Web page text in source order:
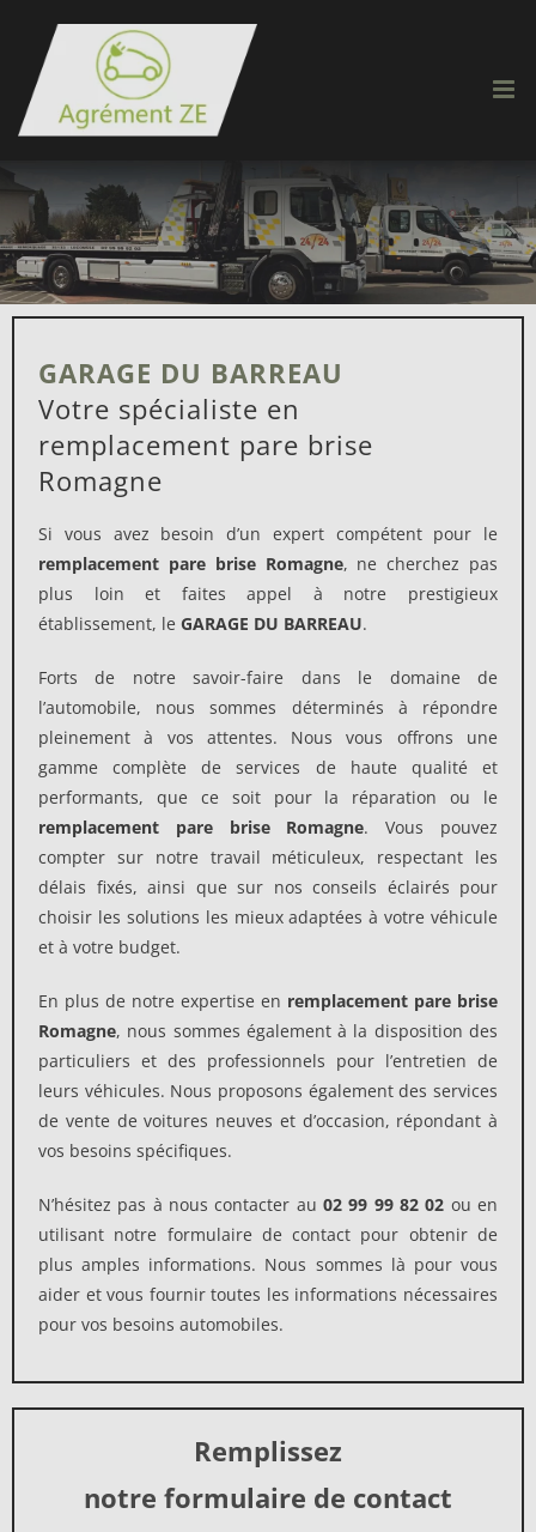
contenu
GARAGE DU BARREAU
Votre spécialiste en
remplacement pare brise
Romagne
Si vous avez besoin d’un expert compétent pour le
remplacement pare brise Romagne, ne cherchez pas
plus loin et faites appel à notre prestigieux
établissement, le GARAGE DU BARREAU.
Forts de notre savoir-faire dans le domaine de
l’automobile, nous sommes déterminés à répondre
pleinement à vos attentes. Nous vous offrons une
gamme complète de services de haute qualité et
performants, que ce soit pour la réparation ou le
remplacement pare brise Romagne. Vous pouvez
compter sur notre travail méticuleux, respectant les
délais fixés, ainsi que sur nos conseils éclairés pour
choisir les solutions les mieux adaptées à votre véhicule
et à votre budget.
En plus de notre expertise en remplacement pare brise
Romagne, nous sommes également à la disposition des
particuliers et des professionnels pour l’entretien de
leurs véhicules. Nous proposons également des services
de vente de voitures neuves et d’occasion, répondant à
vos besoins spécifiques.
N’hésitez pas à nous contacter au 02 99 99 82 02 ou en
utilisant notre formulaire de contact pour obtenir de
plus amples informations. Nous sommes là pour vous
aider et vous fournir toutes les informations nécessaires
pour vos besoins automobiles.
Remplissez
notre formulaire de contact